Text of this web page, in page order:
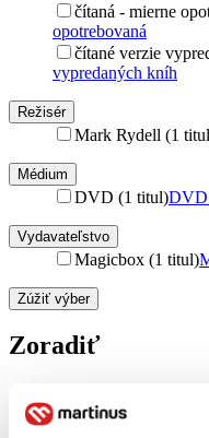
čítaná - mierne
opotrebovaná
čítané verzie
vypredaných kníh
Režisér
Mark Rydell (1
Médium
DVD (1 titul)DVD
Vydavateľstvo
Magicbox (1 titul)
Zúžiť výber
Zoradiť